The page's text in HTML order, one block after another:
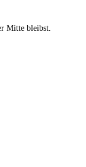
Mitte bleibst.